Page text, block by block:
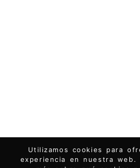
Utilizamos cookies para
experiencia en nuestra web.